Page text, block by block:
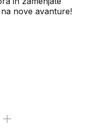
nove avanture!
količino